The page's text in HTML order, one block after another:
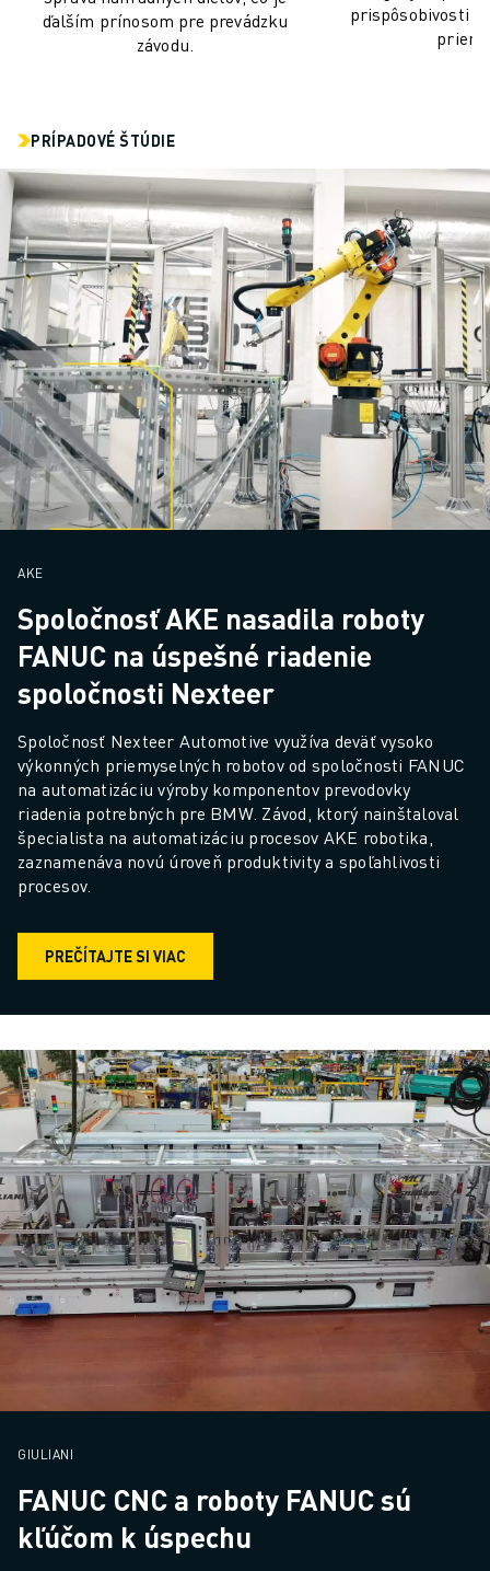
ďalším prínosom pre prevádzku
závodu.
prispôsobivosti v
PRÍPADOVÉ ŠTÚDIE
AKE
Spoločnosť AKE nasadila roboty
FANUC na úspešné riadenie
spoločnosti Nexteer
Spoločnosť Nexteer Automotive využíva deväť vysoko
výkonných priemyselných robotov od spoločnosti FANUC
na automatizáciu výroby komponentov prevodovky
riadenia potrebných pre BMW. Závod, ktorý nainštaloval
špecialista na automatizáciu procesov AKE robotika,
zaznamenáva novú úroveň produktivity a spoľahlivosti
procesov.
PREČÍTAJTE SI VIAC
GIULIANI
FANUC CNC a roboty FANUC sú
kľúčom k úspechu